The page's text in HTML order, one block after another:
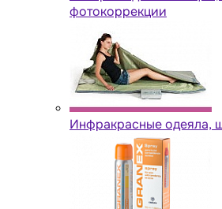
фотокоррекции
Инфракрасные одеяла,